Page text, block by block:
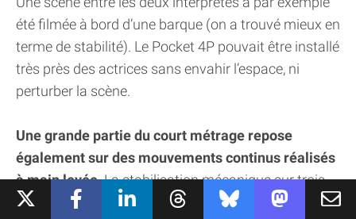
été filmée à bord d’une barque (on a trouvé mieux en
terme de stabilité). Le Pocket 4P pouvait être installé
très près des actrices sans envahir l’espace, ni
perturber la scène.
Une grande partie du court métrage repose
également sur des mouvements continus réalisés
à main levée. La stabilisation mécanique sur trois
axes permet au cadreur de circuler entre les